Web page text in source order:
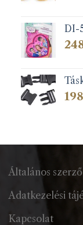
DI-
198
Általános
Adatkezelési
Kapcsolat